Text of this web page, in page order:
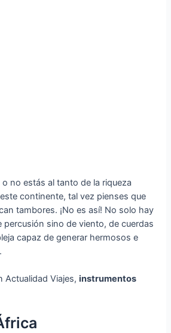
no estás al tanto de la riqueza
continente, tal vez pienses que
tambores. ¡No es así! No solo hay
percusión sino de viento, de cuerdas
capaz de generar hermosos e
Actualidad Viajes,instrumentos